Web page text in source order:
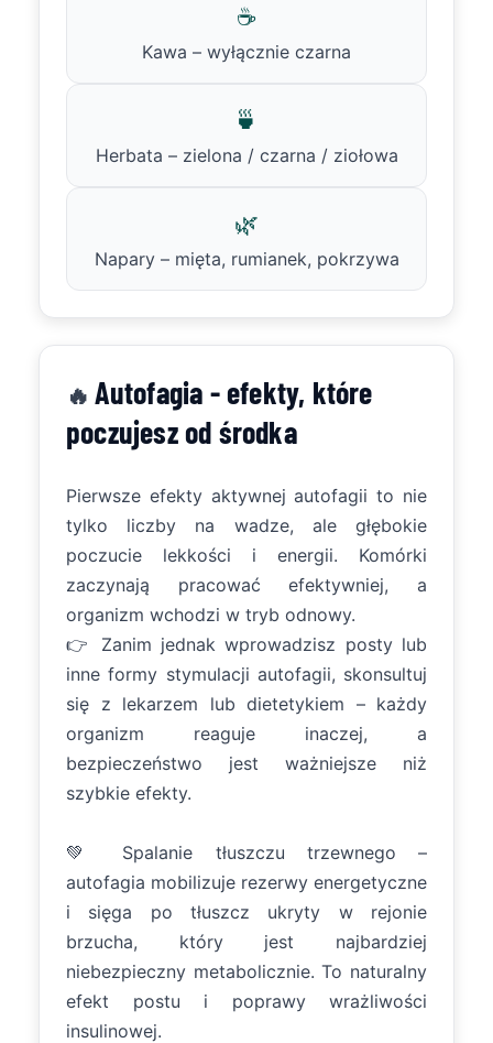
☕
Kawa – wyłącznie czarna
🍵
Herbata – zielona / czarna / ziołowa
🌿
Napary – mięta, rumianek, pokrzywa
🔥 Autofagia - efekty, które
poczujesz od środka
Pierwsze efekty aktywnej autofagii to nie
tylko liczby na wadze, ale głębokie
poczucie lekkości i energii. Komórki
zaczynają pracować efektywniej, a
organizm wchodzi w tryb odnowy.
👉 Zanim jednak wprowadzisz posty lub
inne formy stymulacji autofagii, skonsultuj
się z lekarzem lub dietetykiem – każdy
organizm reaguje inaczej, a
bezpieczeństwo jest ważniejsze niż
szybkie efekty.
💚 Spalanie tłuszczu trzewnego –
autofagia mobilizuje rezerwy energetyczne
i sięga po tłuszcz ukryty w rejonie
brzucha, który jest najbardziej
niebezpieczny metabolicznie. To naturalny
efekt postu i poprawy wrażliwości
insulinowej.